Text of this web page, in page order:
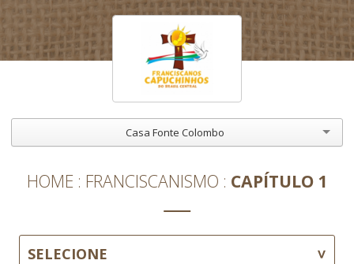
Casa Fonte Colombo
HOME FRANCISCANISMO CAPÍTULO 1
SELECIONE